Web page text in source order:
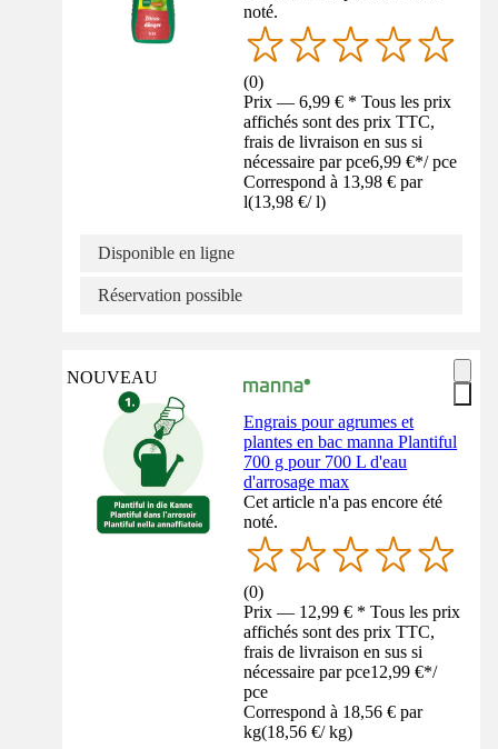
noté.
(0)
Prix — 6,99 € * Tous les prix
affichés sont des prix TTC,
frais de livraison en sus si
nécessaire par pce6,99 €*/ pce
Correspond à 13,98 € par
l(13,98 €/ l)
Disponible en ligne
Réservation possible
NOUVEAU
Engrais pour agrumes et
plantes en bac manna Plantiful
700 g pour 700 L d'eau
d'arrosage max
Cet article n'a pas encore été
noté.
(0)
Prix — 12,99 € * Tous les prix
affichés sont des prix TTC,
frais de livraison en sus si
nécessaire par pce12,99 €*/
pce
Correspond à 18,56 € par
kg(18,56 €/ kg)